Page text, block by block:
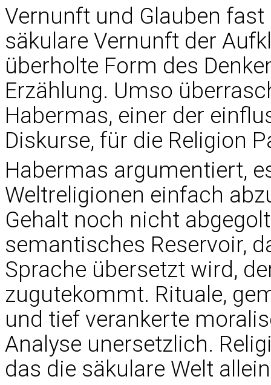
Vernunft und Glauben
säkulare Vernunft der
überholte Form des
Erzählung. Umso
Habermas, einer der
Diskurse, für die Religion
Habermas argumentiert,
Weltreligionen einfach
Gehalt noch nicht
semantisches Reservoir,
Sprache übersetzt wird,
zugutekommt. Rituale,
und tief verankerte
Analyse unersetzlich.
das die säkulare Welt